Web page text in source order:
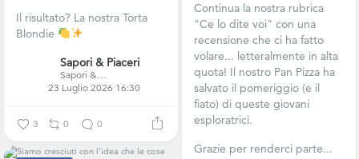
Il risultato? La nostra Torta
Blondie
Sapori & Piaceri
Sapori & Piaceri
23 Luglio 2026 16:30
3 0 0
Continua la nostra rubrica
"Ce lo dite voi" con una
recensione che ci ha fatto
volare... letteralmente in alta
quota! Il nostro Pan Pizza ha
salvato il pomeriggio (e il
fiato) di queste giovani
esploratrici.
Grazie per renderci parte...